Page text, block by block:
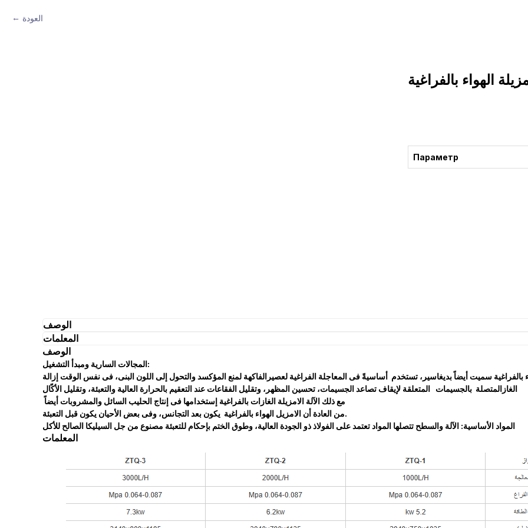
العودة
الهواء بالفراغية
Параметр
الوصف
المعلمات
الوصف
المجالات السارية ومبدأ التشغيل:
بالفراغية سميت أيضاً بديغاسير، تستخدم أساسيةً فى المعاجلة الفراغية لعصيرالفاكهة لمنع المؤكسد والتحول إلى اللون البنى، فى نفس الوقت إزالة
الغازالمتصلة بالجسيمات المتعلقة لإيقاف تصاعد الجسيمات، تحسين المظهر، وتقليل الفقاعات عند التعقيم بالحرارة العالية والتعبئة، وتقليل الأكّال
مع ذلك الآلة الامزيلة الغازات بالفراغية إستخدامها فى إنتاج الحليب السائل والمشروبات أيضاً
من العادة أن الامزيل الهواء بالفراغية يكون بعد التجانس، وفى بعض الأحيان يكون قبل التعبئة.
المواد الأساسية: الآلة والسطح تتصلها المواد تعتمد على الفولاذ ذو الجودة العالية، وطوق الختم بإحكام للتعبئة مصنوع من جل السيليكا الصالح للأكل
المعلمات